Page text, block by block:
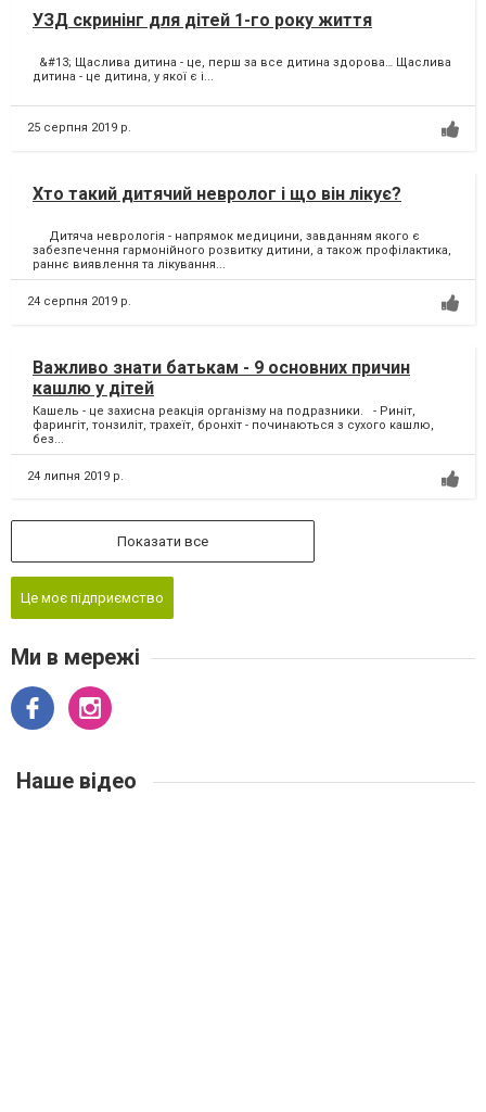
УЗД скринінг для дітей 1-го року життя
&#13; Щаслива дитина - це, перш за все дитина здорова… Щаслива
дитина - це дитина, у якої є і...
25 серпня 2019 р.
Хто такий дитячий невролог і що він лікує?
Дитяча неврологія - напрямок медицини, завданням якого є
забезпечення гармонійного розвитку дитини, а також профілактика,
раннє виявлення та лікування...
24 серпня 2019 р.
Важливо знати батькам - 9 основних причин
кашлю у дітей
Кашель - це захисна реакція організму на подразники. - Риніт,
фарингіт, тонзиліт, трахеїт, бронхіт - починаються з сухого кашлю,
без...
24 липня 2019 р.
Показати все
Це моє підприємство
Ми в мережі
Наше відео